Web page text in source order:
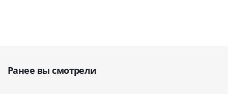
Ранее вы смотрели